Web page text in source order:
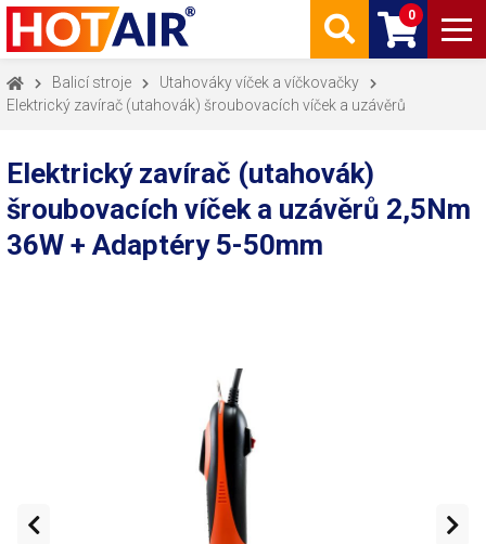
0
Balicí stroje
Utahováky víček a víčkovačky
Elektrický zavírač (utahovák) šroubovacích víček a uzávěrů
Elektrický zavírač (utahovák)
šroubovacích víček a uzávěrů 2,5Nm
36W + Adaptéry 5-50mm